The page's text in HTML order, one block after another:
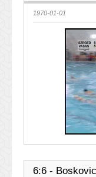
1970-01-01
6:6 -